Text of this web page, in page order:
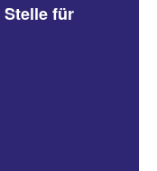
Stelle für